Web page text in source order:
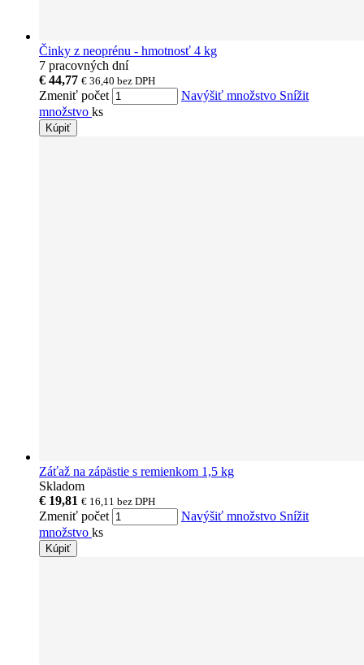
Činky z neoprénu - hmotnosť 4 kg
7 pracovných dní
€ 44,77 € 36,40 bez DPH
Zmeniť počet Navýšiť množstvo Snížit
množstvo ks
Kúpiť
Záťaž na zápästie s remienkom 1,5 kg
Skladom
€ 19,81 € 16,11 bez DPH
Zmeniť počet Navýšiť množstvo Snížit
množstvo ks
Kúpiť